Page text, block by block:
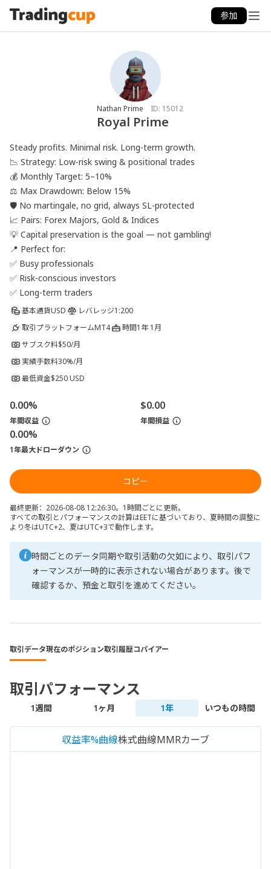
参加
Nathan Prime ID: 15012
Royal Prime
Steady profits. Minimal risk. Long-term growth.
📉 Strategy: Low-risk swing & positional trades
💰 Monthly Target: 5–10%
⚖️ Max Drawdown: Below 15%
🛡️ No martingale, no grid, always SL-protected
📈 Pairs: Forex Majors, Gold & Indices
💡 Capital preservation is the goal — not gambling!
📍 Perfect for:
✅ Busy professionals
✅ Risk-conscious investors
✅ Long-term traders
基本通貨USD レバレッジ1:200
取引プラットフォームMT4 時間1年 1月
サブスク料$50/月
実績手数料30%/月
最低資金$250 USD
0.00%
年間収益
$0.00
年間損益
0.00%
1年最大ドローダウン
コピー
最終更新：2026-08-08 12:26:30。1時間ごとに更新。
すべての取引とパフォーマンスの計算はEETに基づいており、夏時間の調整に
より冬はUTC+2、夏はUTC+3で動作します。
時間ごとのデータ同期や取引活動の欠如により、取引パフ
ォーマンスが一時的に表示されない場合があります。後で
確認するか、預金と取引を進めてください。
取引データ現在のポジション取引履歴コパイアー
取引パフォーマンス
1週間 1ヶ月 1年 いつもの時間
収益率%曲線株式曲線MMRカーブ